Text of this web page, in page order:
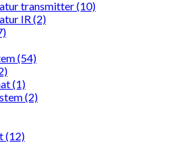
transmitter (10)
IR (2)
(54)
(1)
(2)
(12)